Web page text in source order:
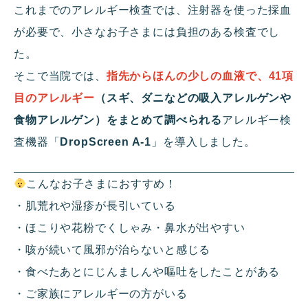
これまでのアレルギー検査では、注射器を使った採血
が必要で、小さなお子さまには負担のある検査でし
た。
そこで当院では、 指先からほんの少しの血液で、 41項
目のアレルギー （スギ、ダニなどの吸入アレルゲンや
食物アレルゲン）をまとめて調べられるアレルギー検
査機器「 DropScreen A-1 」を導入しました。
こんなお子さまにおすすめ！
・肌荒れや湿疹が長引いている
・ほこりや花粉でくしゃみ・鼻水が出やすい
・咳が続いて風邪が治らないと感じる
・食べたあとにじんましんや嘔吐をしたことがある
・ご家族にアレルギーの方がいる